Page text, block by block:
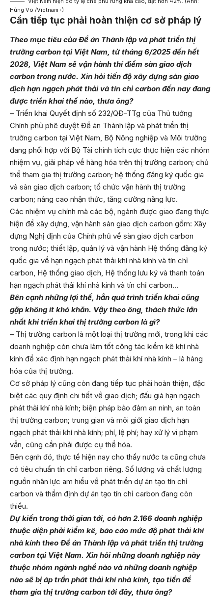
Hùng Võ /Vietnam+)
Cần tiếp tục phải hoàn thiện cơ sở pháp lý
Theo mục tiêu của Đề án Thành lập và phát triển thị
trường carbon tại Việt Nam, từ tháng 6/2025 đến hết
2028, Việt Nam sẽ vận hành thí điểm sàn giao dịch
carbon trong nước. Xin hỏi tiến độ xây dựng sàn giao
dịch hạn ngạch phát thải và tín chỉ carbon đến nay đang
được triển khai thế nào, thưa ông?
– Triển khai Quyết định số 232/QĐ-TTg của Thủ tướng
Chính phủ phê duyệt Đề án Thành lập và phát triển thị
trường carbon tại Việt Nam, Bộ Nông nghiệp và Môi trường
đang phối hợp với Bộ Tài chính tích cực thực hiện các nhóm
nhiệm vụ, giải pháp về hàng hóa trên thị trường carbon; chủ
thể tham gia thị trường carbon; hệ thống đăng ký quốc gia
và sàn giao dịch carbon; tổ chức vận hành thị trường
carbon; nâng cao nhận thức, tăng cường năng lực.
Các nhiệm vụ chính mà các bộ, ngành được giao đang thực
hiện để xây dựng, vận hành sàn giao dịch carbon gồm: Xây
dựng Nghị định của Chính phủ về sàn giao dịch carbon
trong nước; thiết lập, quản lý và vận hành Hệ thống đăng ký
quốc gia về hạn ngạch phát thải khí nhà kính và tín chỉ
carbon, Hệ thống giao dịch, Hệ thống lưu ký và thanh toán
hạn ngạch phát thải khí nhà kính và tín chỉ carbon…
Bên cạnh những lợi thế, hẳn quá trình triển khai cũng
gặp không ít khó khăn. Vậy theo ông, thách thức lớn
nhất khi triển khai thị trường carbon là gì?
– Thị trường carbon là một loại thị trường mới, trong khi các
doanh nghiệp còn chưa làm tốt công tác kiểm kê khí nhà
kính để xác định hạn ngạch phát thải khí nhà kính – là hàng
hóa của thị trường.
Cơ sở pháp lý cũng còn đang tiếp tục phải hoàn thiện, đặc
biệt các quy định chi tiết về giao dịch; đấu giá hạn ngạch
phát thải khí nhà kính; biện pháp bảo đảm an ninh, an toàn
thị trường carbon; trung gian và môi giới giao dịch hạn
ngạch phát thải khí nhà kính; phí, lệ phí; hay xử lý vi phạm
vẫn, cũng cần phải được cụ thể hóa.
Bên cạnh đó, thực tế hiện nay cho thấy nước ta cũng chưa
có tiêu chuẩn tín chỉ carbon riêng. Số lượng và chất lượng
nguồn nhân lực am hiểu về phát triển dự án tạo tín chỉ
carbon và thẩm định dự án tạo tín chỉ carbon đang còn
thiếu.
Dự kiến trong thời gian tới, có hơn 2.166 doanh nghiệp
thuộc diện phải kiểm kê, báo cáo mức độ phát thải khí
nhà kính theo Đề án Thành lập và phát triển thị trường
carbon tại Việt Nam. Xin hỏi những doanh nghiệp này
thuộc nhóm ngành nghề nào và những doanh nghiệp
nào sẽ bị áp trần phát thải khí nhà kính, tạo tiền đề
tham gia thị trường carbon tới đây, thưa ông?